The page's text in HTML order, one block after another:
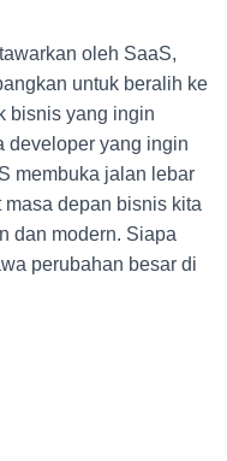
oleh SaaS,
untuk beralih ke
bisnis yang ingin
developer yang ingin
membuka jalan lebar
depan bisnis kita
dan modern. Siapa
perubahan besar di